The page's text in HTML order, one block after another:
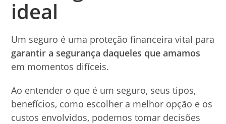
ideal
Um seguro é uma proteção financeira vital para
garantir a segurança daqueles que amamos
em momentos difíceis.
Ao entender o que é um seguro, seus tipos,
benefícios, como escolher a melhor opção e os
custos envolvidos, podemos tomar decisões